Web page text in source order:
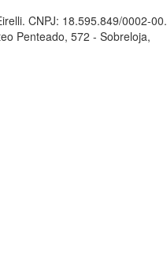
CNPJ: 18.595.849/0002-00.
Penteado, 572 - Sobreloja,